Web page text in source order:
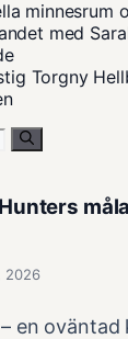
minnesrum
med
Torgny
2026
en